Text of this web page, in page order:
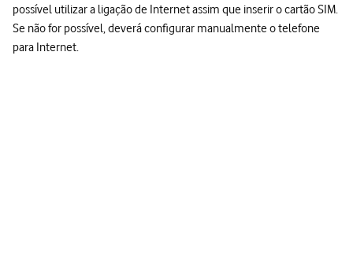
possível utilizar a ligação de Internet assim que inserir o cartão SIM.
Se não for possível, deverá configurar manualmente o telefone
para Internet.